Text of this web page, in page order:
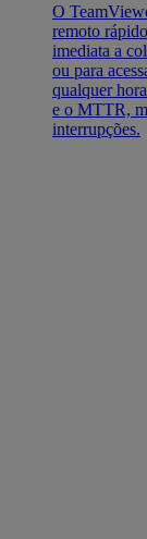
O
remoto
imediata a
ou para
qualquer
e o MTTR,
interrupções.